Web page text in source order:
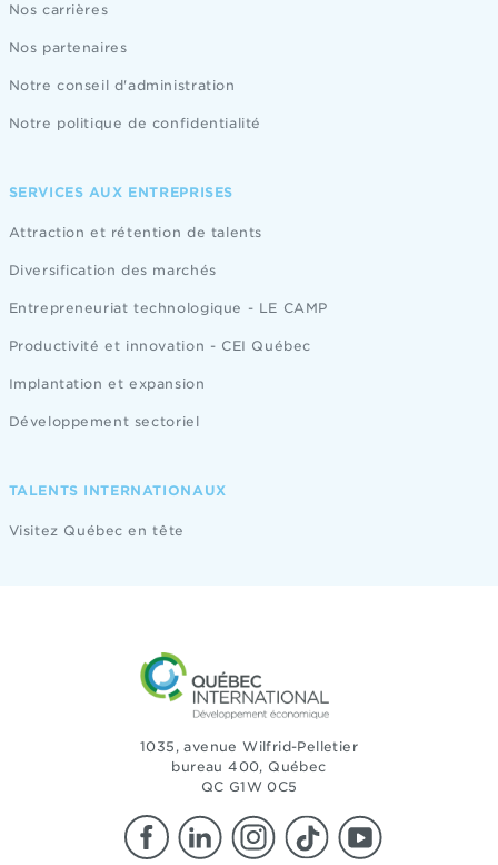
Nos carrières
Nos partenaires
Notre conseil d'administration
Notre politique de confidentialité
SERVICES AUX ENTREPRISES
Attraction et rétention de talents
Diversification des marchés
Entrepreneuriat technologique - LE CAMP
Productivité et innovation - CEI Québec
Implantation et expansion
Développement sectoriel
TALENTS INTERNATIONAUX
Visitez Québec en tête
1035, avenue Wilfrid-Pelletier
bureau 400, Québec
QC G1W 0C5